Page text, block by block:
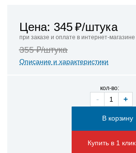
Цена: 345₽/штука
при заказе и оплате в интернет-магазине
355 ₽/штука
Описание и характеристики
кол-во:
- +
Купить в 1 клик